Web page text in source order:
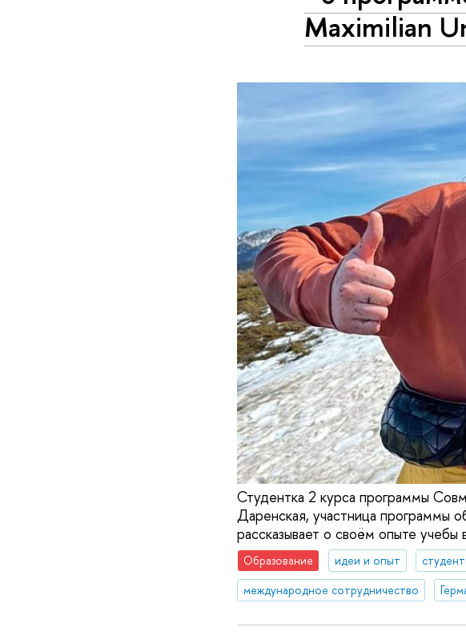
Maximilian
Студентка 2 курса программы
Даренская, участница программы
рассказывает о своём опыте
Образование идеи и опыт
международное сотрудничество